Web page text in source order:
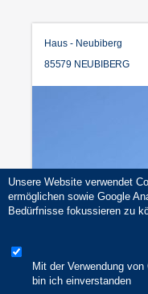
Haus - Neubiberg
85579 NEUBIBERG
Unsere Website verwendet
ermöglichen sowie Google
Bedürfnisse fokussieren zu
Mit der Verwendung
bin ich einverstanden